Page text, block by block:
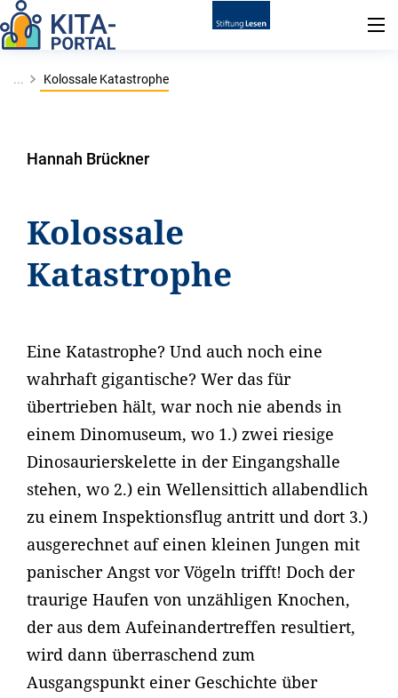
... Kolossale Katastrophe
Hannah Brückner
Kolossale
Katastrophe
Eine Katastrophe? Und auch noch eine
wahrhaft gigantische? Wer das für
übertrieben hält, war noch nie abends in
einem Dinomuseum, wo 1.) zwei riesige
Dinosaurierskelette in der Eingangshalle
stehen, wo 2.) ein Wellensittich allabendlich
zu einem Inspektionsflug antritt und dort 3.)
ausgerechnet auf einen kleinen Jungen mit
panischer Angst vor Vögeln trifft! Doch der
traurige Haufen von unzähligen Knochen,
der aus dem Aufeinandertreffen resultiert,
wird dann überraschend zum
Ausgangspunkt einer Geschichte über